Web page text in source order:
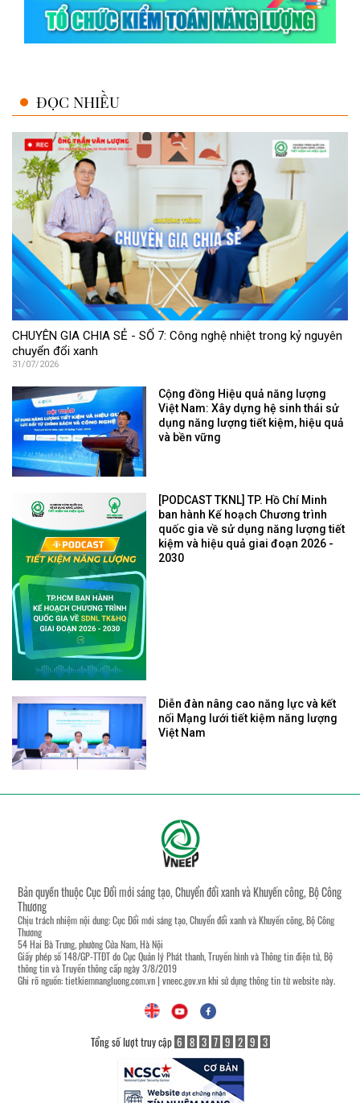
ĐỌC NHIỀU
CHUYÊN GIA CHIA SẺ - SỐ 7: Công nghệ nhiệt trong kỷ nguyên
chuyển đổi xanh
31/07/2026
Cộng đồng Hiệu quả năng lượng
Việt Nam: Xây dựng hệ sinh thái sử
dụng năng lượng tiết kiệm, hiệu quả
và bền vững
[PODCAST TKNL] TP. Hồ Chí Minh
ban hành Kế hoạch Chương trình
quốc gia về sử dụng năng lượng tiết
kiệm và hiệu quả giai đoạn 2026 -
2030
Diễn đàn nâng cao năng lực và kết
nối Mạng lưới tiết kiệm năng lượng
Việt Nam
Bản quyền thuộc Cục Đổi mới sáng tạo, Chuyển đổi xanh và Khuyến công, Bộ Công
Thương
Chịu trách nhiệm nội dung: Cục Đổi mới sáng tạo, Chuyển đổi xanh và Khuyến công, Bộ Công
Thương
54 Hai Bà Trưng, phường Cửa Nam, Hà Nội
Giấy phép số 148/GP-TTĐT do Cục Quản lý Phát thanh, Truyền hình và Thông tin điện tử, Bộ
thông tin và Truyền thông cấp ngày 3/8/2019
Ghi rõ nguồn:tietkiemnangluong.com.vn| vneec.gov.vnkhi sử dụng thông tin từ website này.
Tổng số lượt truy cập 6 8 3 7 9 2 9 3